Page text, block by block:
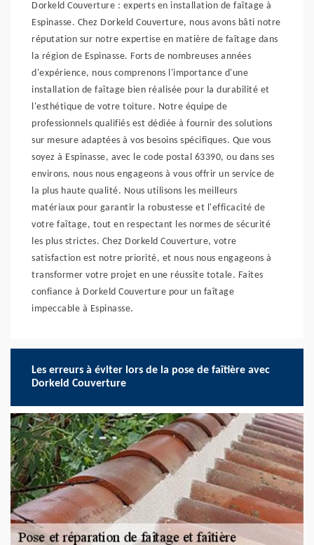
Dorkeld Couverture : experts en installation de faîtage à
Espinasse. Chez Dorkeld Couverture, nous avons bâti notre
réputation sur notre expertise en matière de faîtage dans
la région de Espinasse. Forts de nombreuses années
d'expérience, nous comprenons l'importance d'une
installation de faîtage bien réalisée pour la durabilité et
l'esthétique de votre toiture. Notre équipe de
professionnels qualifiés est dédiée à fournir des solutions
sur mesure adaptées à vos besoins spécifiques. Que vous
soyez à Espinasse, avec le code postal 63390, ou dans ses
environs, nous nous engageons à vous offrir un service de
la plus haute qualité. Nous utilisons les meilleurs
matériaux pour garantir la robustesse et l'efficacité de
votre faîtage, tout en respectant les normes de sécurité
les plus strictes. Chez Dorkeld Couverture, votre
satisfaction est notre priorité, et nous nous engageons à
transformer votre projet en une réussite totale. Faites
confiance à Dorkeld Couverture pour un faîtage
impeccable à Espinasse.
Les erreurs à éviter lors de la pose de faîtière avec
Dorkeld Couverture